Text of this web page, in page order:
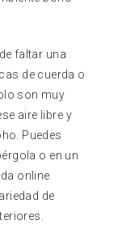
faltar una
de cuerda o
son muy
aire libre y
Puedes
o en un
online
de